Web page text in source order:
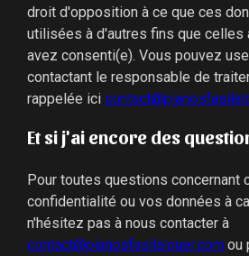
droit d'opposition à ce que ces
utilisées à d'autres fins que celles
avez consenti(e). Vous pouvez
contactant le responsable de
rappelée ici
Et si j'ai encore des
Pour toutes questions concernant
confidentialité ou vos données à
n'hésitez pas à nous contacter à
contact@pianosfasilalouer.comou